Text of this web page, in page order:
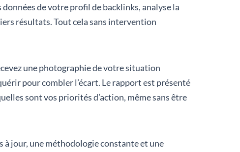
de votre profil de backlinks, analyse la
résultats. Tout cela sans intervention
une photographie de votre situation
pour combler l’écart. Le rapport est présenté
sont vos priorités d’action, même sans être
à jour, une méthodologie constante et une